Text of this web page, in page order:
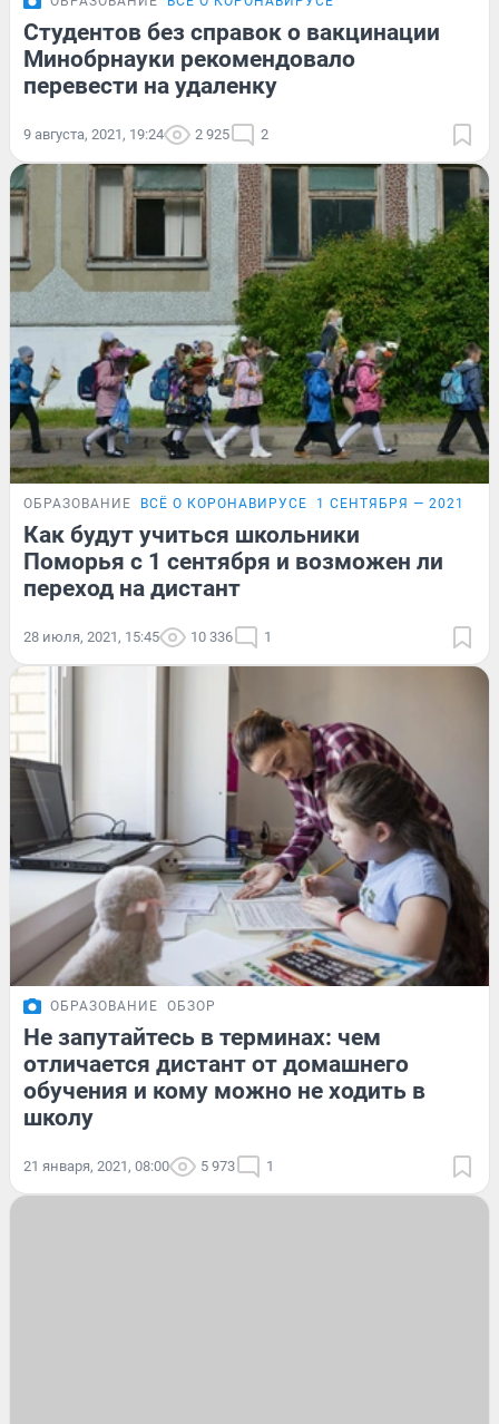
Студентов без справок о вакцинации
Минобрнауки рекомендовало
перевести на удаленку
9 августа, 2021, 19:24 2 925 2
ОБРАЗОВАНИЕ ВСЁ О КОРОНАВИРУСЕ 1 СЕНТЯБРЯ — 2021
Как будут учиться школьники
Поморья с 1 сентября и возможен ли
переход на дистант
28 июля, 2021, 15:45 10 336 1
ОБРАЗОВАНИЕ ОБЗОР
Не запутайтесь в терминах: чем
отличается дистант от домашнего
обучения и кому можно не ходить в
школу
21 января, 2021, 08:00 5 973 1